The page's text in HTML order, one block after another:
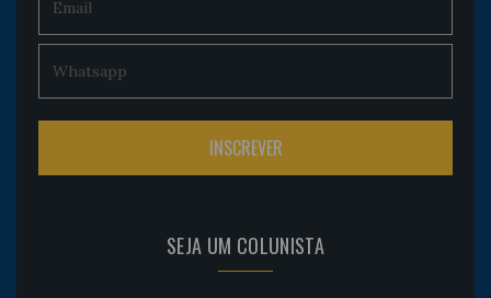
SEJA UM COLUNISTA